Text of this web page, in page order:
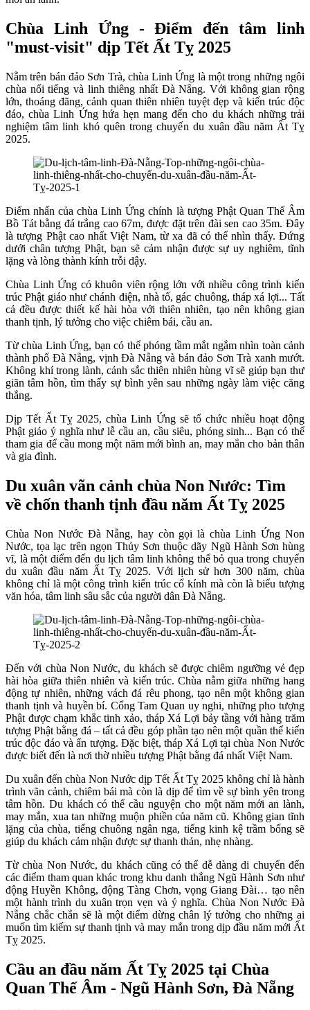
Chùa Linh Ứng - Điểm đến tâm linh
"must-visit" dịp Tết Ất Tỵ 2025
Nằm trên bán đảo Sơn Trà, chùa Linh Ứng là một trong những ngôi
chùa nổi tiếng và linh thiêng nhất Đà Nẵng. Với không gian rộng
lớn, thoáng đãng, cảnh quan thiên nhiên tuyệt đẹp và kiến trúc độc
đáo, chùa Linh Ứng hứa hẹn mang đến cho du khách những trải
nghiệm tâm linh khó quên trong chuyến du xuân đầu năm Ất Tỵ
2025.
Điểm nhấn của chùa Linh Ứng chính là tượng Phật Quan Thế Âm
Bồ Tát bằng đá trắng cao 67m, được đặt trên đài sen cao 35m. Đây
là tượng Phật cao nhất Việt Nam, từ xa đã có thể nhìn thấy. Đứng
dưới chân tượng Phật, bạn sẽ cảm nhận được sự uy nghiêm, tĩnh
lặng và lòng thành kính trỗi dậy.
Chùa Linh Ứng có khuôn viên rộng lớn với nhiều công trình kiến
trúc Phật giáo như chánh điện, nhà tổ, gác chuông, tháp xá lợi... Tất
cả đều được thiết kế hài hòa với thiên nhiên, tạo nên không gian
thanh tịnh, lý tưởng cho việc chiêm bái, cầu an.
Từ chùa Linh Ứng, bạn có thể phóng tầm mắt ngắm nhìn toàn cảnh
thành phố Đà Nẵng, vịnh Đà Nẵng và bán đảo Sơn Trà xanh mướt.
Không khí trong lành, cảnh sắc thiên nhiên hùng vĩ sẽ giúp bạn thư
giãn tâm hồn, tìm thấy sự bình yên sau những ngày làm việc căng
thẳng.
Dịp Tết Ất Tỵ 2025, chùa Linh Ứng sẽ tổ chức nhiều hoạt động
Phật giáo ý nghĩa như lễ cầu an, cầu siêu, phóng sinh... Bạn có thể
tham gia để cầu mong một năm mới bình an, may mắn cho bản thân
và gia đình.
Du xuân vãn cảnh chùa Non Nước: Tìm
về chốn thanh tịnh đầu năm Ất Tỵ 2025
Chùa Non Nước Đà Nẵng, hay còn gọi là chùa Linh Ứng Non
Nước, tọa lạc trên ngọn Thủy Sơn thuộc dãy Ngũ Hành Sơn hùng
vĩ, là một điểm đến du lịch tâm linh không thể bỏ qua trong chuyến
du xuân đầu năm Ất Tỵ 2025. Với lịch sử hơn 300 năm, chùa
không chỉ là một công trình kiến trúc cổ kính mà còn là biểu tượng
văn hóa, tâm linh sâu sắc của người dân Đà Nẵng.
Đến với chùa Non Nước, du khách sẽ được chiêm ngưỡng vẻ đẹp
hài hòa giữa thiên nhiên và kiến trúc. Chùa nằm giữa những hang
động tự nhiên, những vách đá rêu phong, tạo nên một không gian
thanh tịnh và huyền bí. Cổng Tam Quan uy nghi, những pho tượng
Phật được chạm khắc tinh xảo, tháp Xá Lợi bảy tầng với hàng trăm
tượng Phật bằng đá – tất cả đều góp phần tạo nên một quần thể kiến
trúc độc đáo và ấn tượng. Đặc biệt, tháp Xá Lợi tại chùa Non Nước
được biết đến là nơi thờ nhiều tượng Phật bằng đá nhất Việt Nam.
Du xuân đến chùa Non Nước dịp Tết Ất Tỵ 2025 không chỉ là hành
trình vãn cảnh, chiêm bái mà còn là dịp để tìm về sự bình yên trong
tâm hồn. Du khách có thể cầu nguyện cho một năm mới an lành,
may mắn, xua tan những muộn phiền của năm cũ. Không gian tĩnh
lặng của chùa, tiếng chuông ngân nga, tiếng kinh kệ trầm bổng sẽ
giúp du khách cảm nhận được sự thanh thản, nhẹ nhàng.
Từ chùa Non Nước, du khách cũng có thể dễ dàng di chuyển đến
các điểm tham quan khác trong khu danh thắng Ngũ Hành Sơn như
động Huyền Không, động Tàng Chơn, vọng Giang Đài… tạo nên
một hành trình du xuân trọn vẹn và ý nghĩa. Chùa Non Nước Đà
Nẵng chắc chắn sẽ là một điểm dừng chân lý tưởng cho những ai
muốn tìm kiếm sự thanh tịnh và may mắn trong dịp đầu năm mới Ất
Tỵ 2025.
Cầu an đầu năm Ất Tỵ 2025 tại Chùa
Quan Thế Âm - Ngũ Hành Sơn, Đà Nẵng